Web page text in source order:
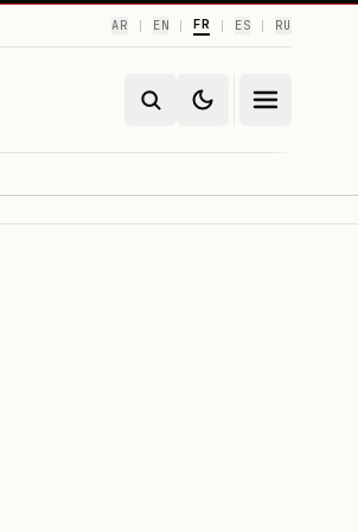
AR | EN | FR | ES | RU